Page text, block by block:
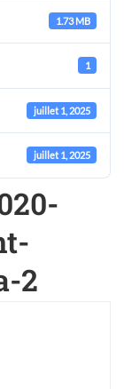
1.73 MB
1
juillet 1, 2025
juillet 1, 2025
2